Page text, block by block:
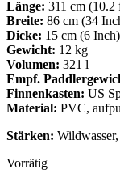
Länge: 311 cm (10.2
Breite: 86 cm (34
Dicke: 15 cm (6 Inch)
Gewicht: 12 kg
Volumen: 321 l
Empf.
Finnenkasten: US
Material: PVC,
Stärken:
Vorrätig